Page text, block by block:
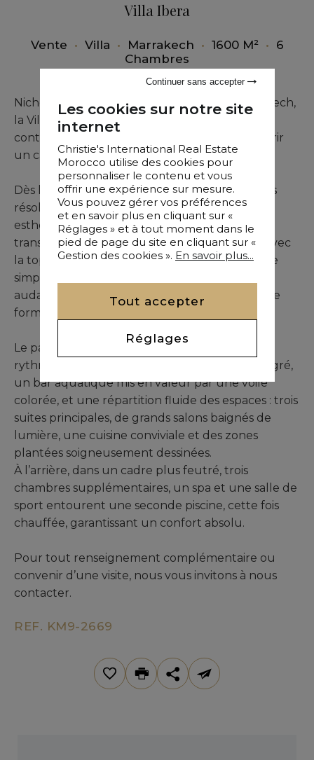
Villa Ibera
Vente • Villa • Marrakech • 1600 M² • 6
Chambres
Nichée au cœur d’un quartier prisé de Marrakech,
la Villa Ibera est une réalisation architecturale
contemporaine de plain-pied, pensée pour offrir
un cadre de vie exceptionnel.
Dès l’arrivée, sa façade de 90 mètres aux lignes
résolument modernes témoigne d’un choix
esthétique affirmé, où la matière brute et la
transparence dialoguent harmonieusement avec
la topographie paysagère du parc. Plus qu’une
simple villa, cette propriété incarne une vision
audacieuse, où confort, esthétisme et bien-être
forment un tout indissociable.
Le parc dévoile un espace ouvert et ludique,
rythmé par une vaste piscine avec jacuzzi intégré,
un bar aquatique mis en valeur par une voile
colorée, et une répartition fluide des espaces : trois
suites principales, de grands salons baignés de
lumière, une cuisine conviviale et des zones
plantées soigneusement dessinées.
À l’arrière, dans un cadre plus feutré, trois
chambres supplémentaires, un spa et une salle de
sport entourent une seconde piscine, cette fois
chauffée, garantissant un confort absolu.
Pour tout renseignement complémentaire ou
convenir d’une visite, nous vous invitons à nous
contacter.
REF. KM9-2669
Les cookies sur notre site
internet
Christie's International Real Estate
Morocco utilise des cookies pour
personnaliser le contenu et vous
offrir une expérience sur mesure.
Vous pouvez gérer vos préférences
et en savoir plus en cliquant sur «
Réglages » et à tout moment dans le
pied de page du site en cliquant sur «
Gestion des cookies ». En savoir plus...
Tout accepter
Réglages
Continuer sans accepter